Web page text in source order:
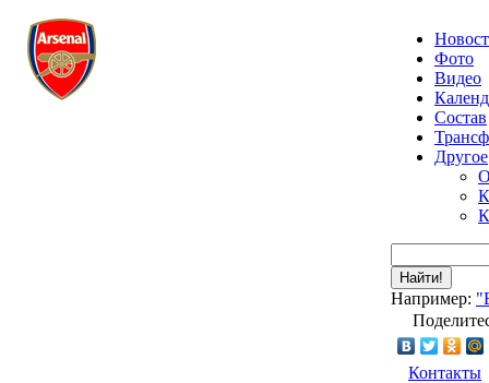
Фото
Видео
Состав
Другое
Найти!
Например:
Контакты